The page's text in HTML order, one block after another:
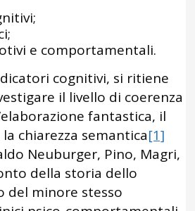
e comportamentali.
cognitivi, si ritiene
il livello di coerenza
fantastica, il
chiarezza semantica[1]
Neuburger, Pino, Magri,
della storia dello
del minore stesso